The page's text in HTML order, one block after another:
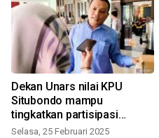
Dekan Unars nilai KPU
Situbondo mampu
tingkatkan partisipasi
pemilih
Selasa, 25 Februari 2025